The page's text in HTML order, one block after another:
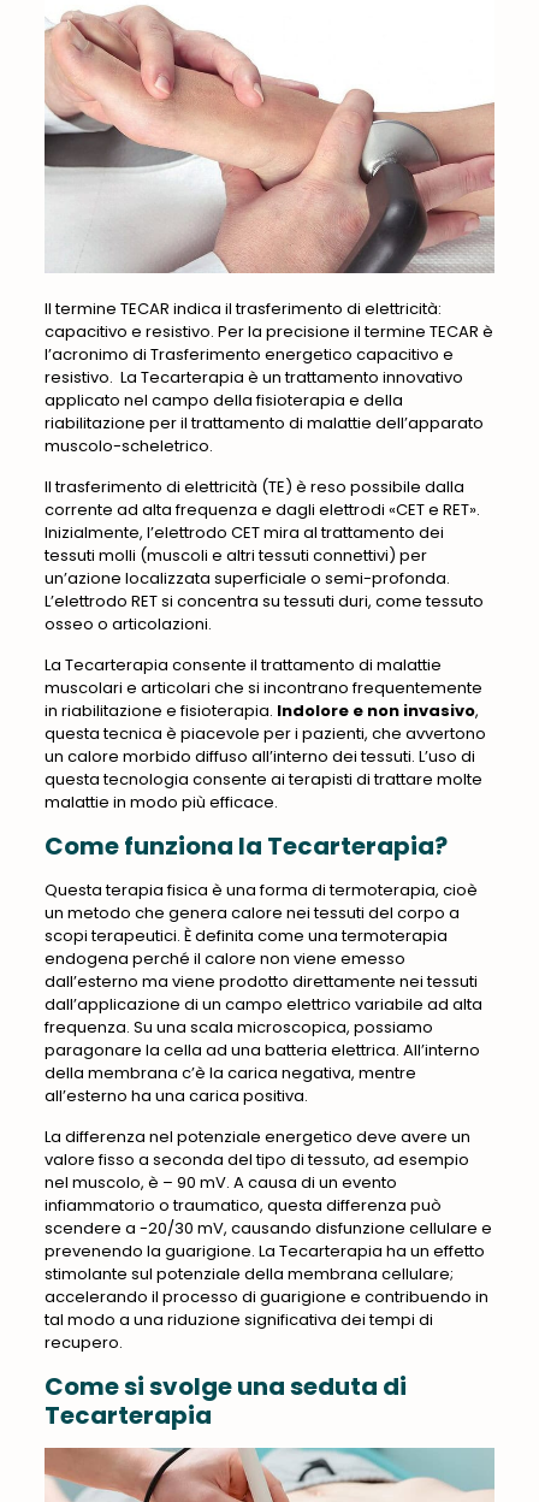
Il termine TECAR indica il trasferimento di elettricità:
capacitivo e resistivo. Per la precisione il termine TECAR è
l’acronimo di Trasferimento energetico capacitivo e
resistivo. La Tecarterapia è un trattamento innovativo
applicato nel campo della fisioterapia e della
riabilitazione per il trattamento di malattie dell’apparato
muscolo-scheletrico.
Il trasferimento di elettricità (TE) è reso possibile dalla
corrente ad alta frequenza e dagli elettrodi «CET e RET».
Inizialmente, l’elettrodo CET mira al trattamento dei
tessuti molli (muscoli e altri tessuti connettivi) per
un’azione localizzata superficiale o semi-profonda.
L’elettrodo RET si concentra su tessuti duri, come tessuto
osseo o articolazioni.
La Tecarterapia consente il trattamento di malattie
muscolari e articolari che si incontrano frequentemente
in riabilitazione e fisioterapia. Indolore e non invasivo,
questa tecnica è piacevole per i pazienti, che avvertono
un calore morbido diffuso all’interno dei tessuti. L’uso di
questa tecnologia consente ai terapisti di trattare molte
malattie in modo più efficace.
Come funziona la Tecarterapia?
Questa terapia fisica è una forma di termoterapia, cioè
un metodo che genera calore nei tessuti del corpo a
scopi terapeutici. È definita come una termoterapia
endogena perché il calore non viene emesso
dall’esterno ma viene prodotto direttamente nei tessuti
dall’applicazione di un campo elettrico variabile ad alta
frequenza. Su una scala microscopica, possiamo
paragonare la cella ad una batteria elettrica. All’interno
della membrana c’è la carica negativa, mentre
all’esterno ha una carica positiva.
La differenza nel potenziale energetico deve avere un
valore fisso a seconda del tipo di tessuto, ad esempio
nel muscolo, è – 90 mV. A causa di un evento
infiammatorio o traumatico, questa differenza può
scendere a -20/30 mV, causando disfunzione cellulare e
prevenendo la guarigione. La Tecarterapia ha un effetto
stimolante sul potenziale della membrana cellulare;
accelerando il processo di guarigione e contribuendo in
tal modo a una riduzione significativa dei tempi di
recupero.
Come si svolge una seduta di
Tecarterapia